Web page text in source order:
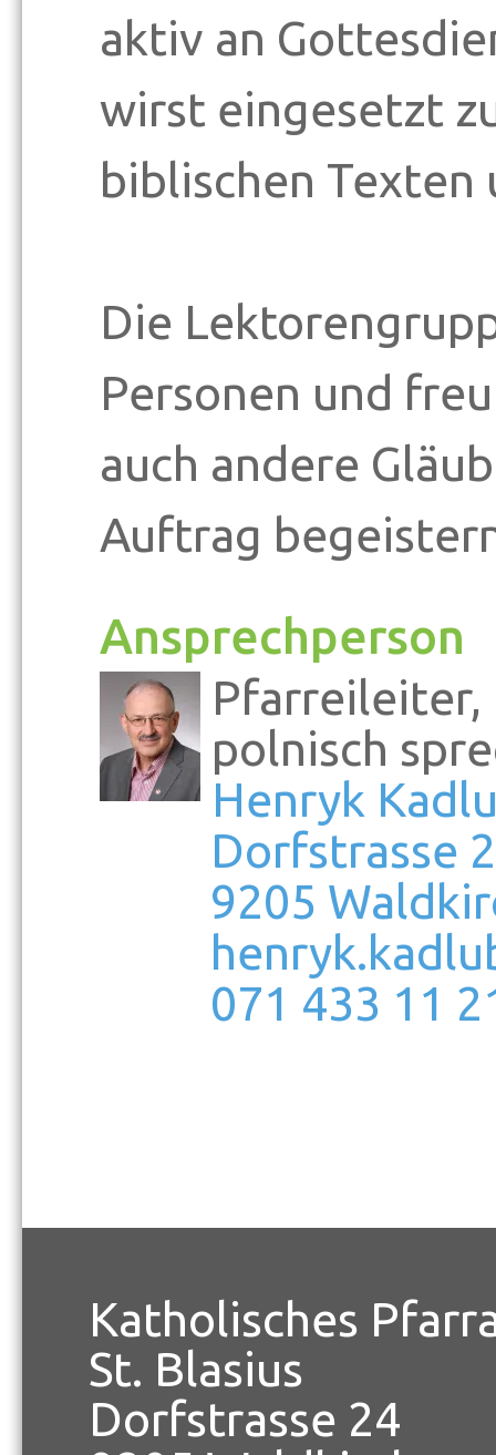
aktiv an
wirst eingesetzt
biblischen Texten
Die
Personen und
auch andere
Auftrag
Ansprechperson
Pfarreileiter,
polnisch
Henryk
Dorfstrasse
9205
071 433 11
Katholisches
St. Blasius
Dorfstrasse 24